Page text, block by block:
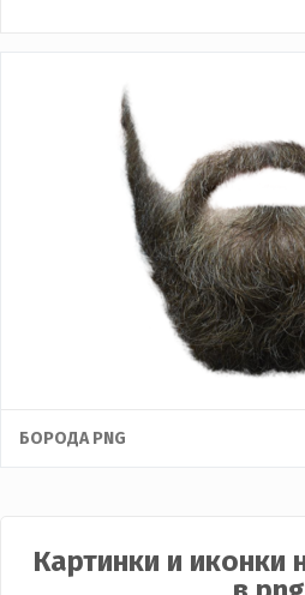
Фото без фона
БОРОДА PNG
Картинки и иконки